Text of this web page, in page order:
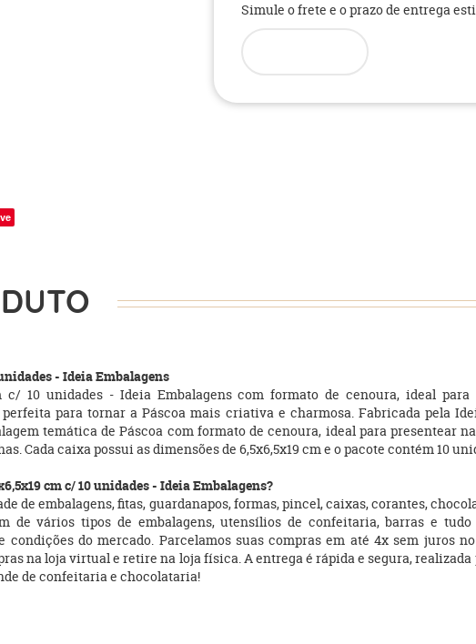
Simule o frete e o prazo de entrega
- Ideia Embalagens
c/ 10 unidades - Ideia Embalagens com formato de cenoura, ideal
para tornar a Páscoa mais criativa e charmosa. Fabricada pela
temática de Páscoa com formato de cenoura, ideal para presentear
Cada caixa possui as dimensões de 6,5x6,5x19 cm e o pacote contém 10
cm c/ 10 unidades - Ideia Embalagens?
de embalagens, fitas, guardanapos, formas, pincel, caixas, corantes,
de vários tipos de embalagens, utensílios de confeitaria, barras e
do mercado. Parcelamos suas compras em até 4x sem juros
na loja virtual e retire na loja física. A entrega é rápida e segura,
de confeitaria e chocolataria!